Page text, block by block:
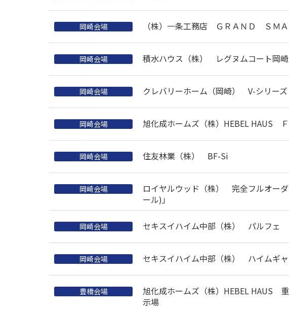
岡崎会場 （株）一条工務店 ＧＲＡＮＤ ＳＭＡ
岡崎会場 積水ハウス（株） レグヌムコート岡
岡崎会場 クレバリーホーム（岡崎） V-シリーズ
岡崎会場 旭化成ホームズ（株）HEBEL HAUS
岡崎会場 住友林業（株） BF-Si
岡崎会場
ロイヤルウッド（株） 完全フルオー
ール)」
岡崎会場 セキスイハイム中部（株） パルフェ
岡崎会場 セキスイハイム中部（株） ハイムギ
豊橋会場
旭化成ホームズ（株）HEBEL HAUS
示場